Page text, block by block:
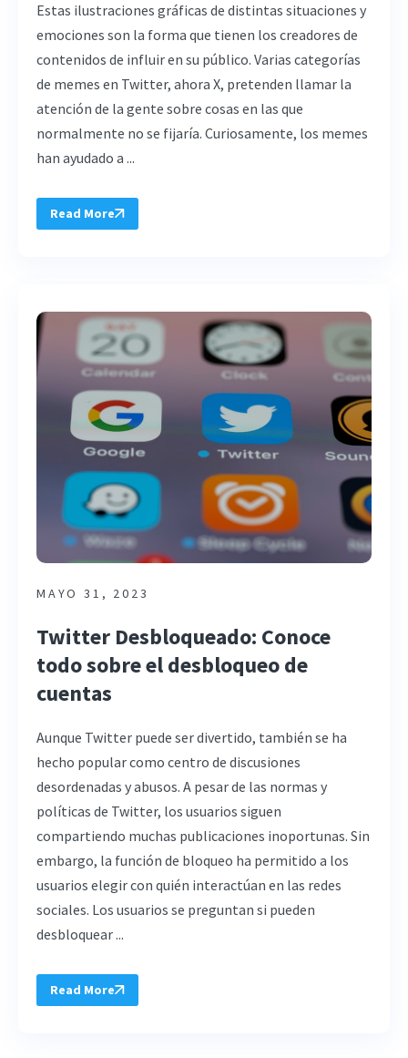
Estas ilustraciones gráficas de distintas situaciones y
emociones son la forma que tienen los creadores de
contenidos de influir en su público. Varias categorías
de memes en Twitter, ahora X, pretenden llamar la
atención de la gente sobre cosas en las que
normalmente no se fijaría. Curiosamente, los memes
han ayudado a ...
Read More
MAYO 31, 2023
Twitter Desbloqueado: Conoce
todo sobre el desbloqueo de
cuentas
Aunque Twitter puede ser divertido, también se ha
hecho popular como centro de discusiones
desordenadas y abusos. A pesar de las normas y
políticas de Twitter, los usuarios siguen
compartiendo muchas publicaciones inoportunas. Sin
embargo, la función de bloqueo ha permitido a los
usuarios elegir con quién interactúan en las redes
sociales. Los usuarios se preguntan si pueden
desbloquear ...
Read More